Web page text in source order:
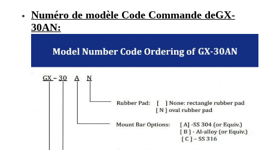
Numéro de modèle Code Commande deGX-
30AN: